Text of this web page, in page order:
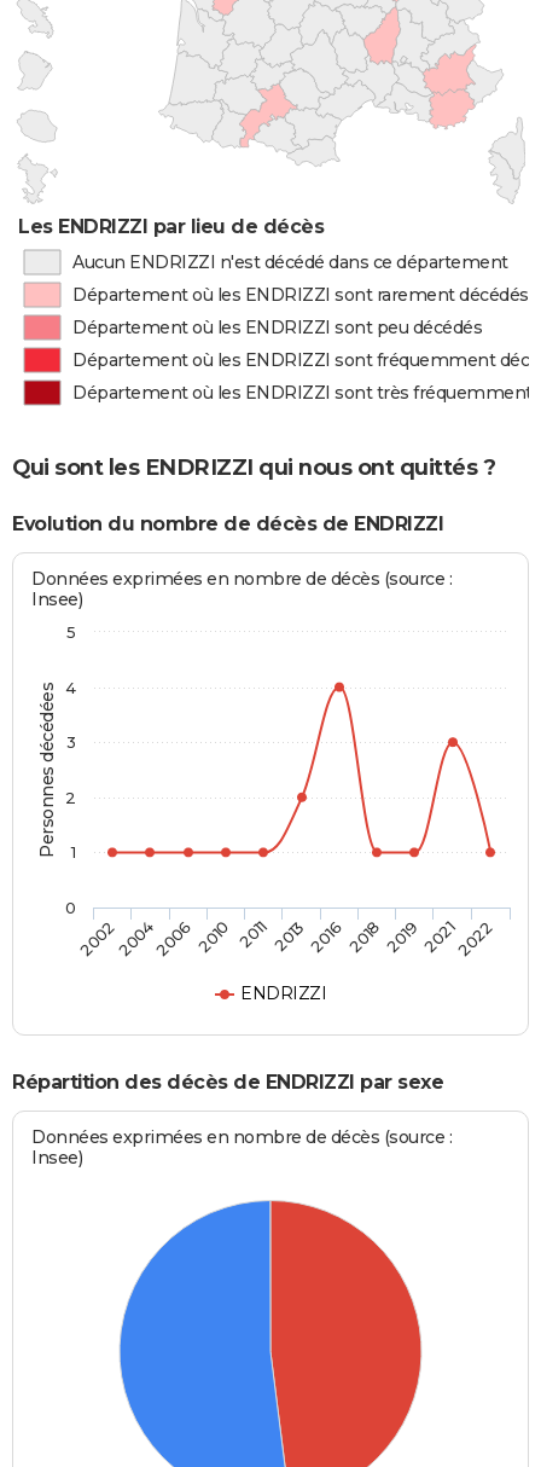
Les ENDRIZZI par lieu de décès
Aucun ENDRIZZI n'est décédé dans ce département
Département où les ENDRIZZI sont rarement décédés
Département où les ENDRIZZI sont peu décédés
Département où les ENDRIZZI sont fréquemment
Département où les ENDRIZZI sont très fréquemment
Qui sont les ENDRIZZI qui nous ont quittés ?
Evolution du nombre de décès de ENDRIZZI
Personnes décédées
Données exprimées en nombre de décès (source :
Insee)
ENDRIZZI
2002200420062010 2011201320162018201920212022
0
1
2
3
4
5
Répartition des décès de ENDRIZZI par sexe
Données exprimées en nombre de décès (source :
Insee)